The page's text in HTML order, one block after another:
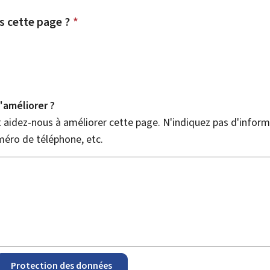
cette page ? *
?
nous à améliorer cette page. N'indiquez pas
de téléphone, etc.
Protection des données